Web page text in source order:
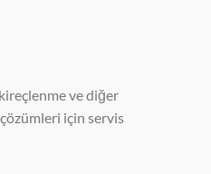
ve diğer
için servis